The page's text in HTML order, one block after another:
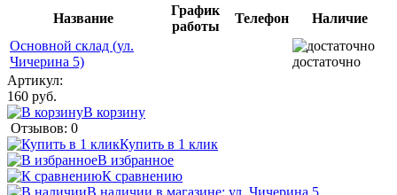
Название
График
работы
Телефон
Наличие
Основной склад (ул.
Чичерина 5)
достаточно
Артикул:
160 руб.
В корзину
Отзывов: 0
Купить в 1 клик
В избранное
К сравнению
В наличии в магазине: ул. Чичерина 5